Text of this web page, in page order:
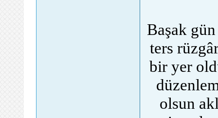
Başak
ters
bir yer
olsun